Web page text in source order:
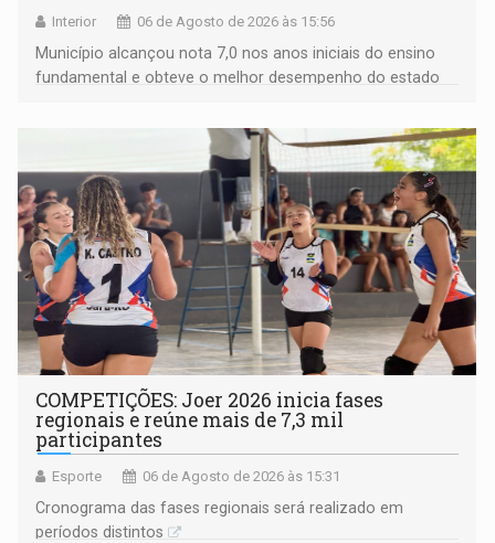
Interior 06 de Agosto de 2026 às 15:56
Município alcançou nota 7,0 nos anos iniciais do ensino
fundamental e obteve o melhor desempenho do estado
COMPETIÇÕES: Joer 2026 inicia fases
regionais e reúne mais de 7,3 mil
participantes
Esporte 06 de Agosto de 2026 às 15:31
Cronograma das fases regionais será realizado em
períodos distintos